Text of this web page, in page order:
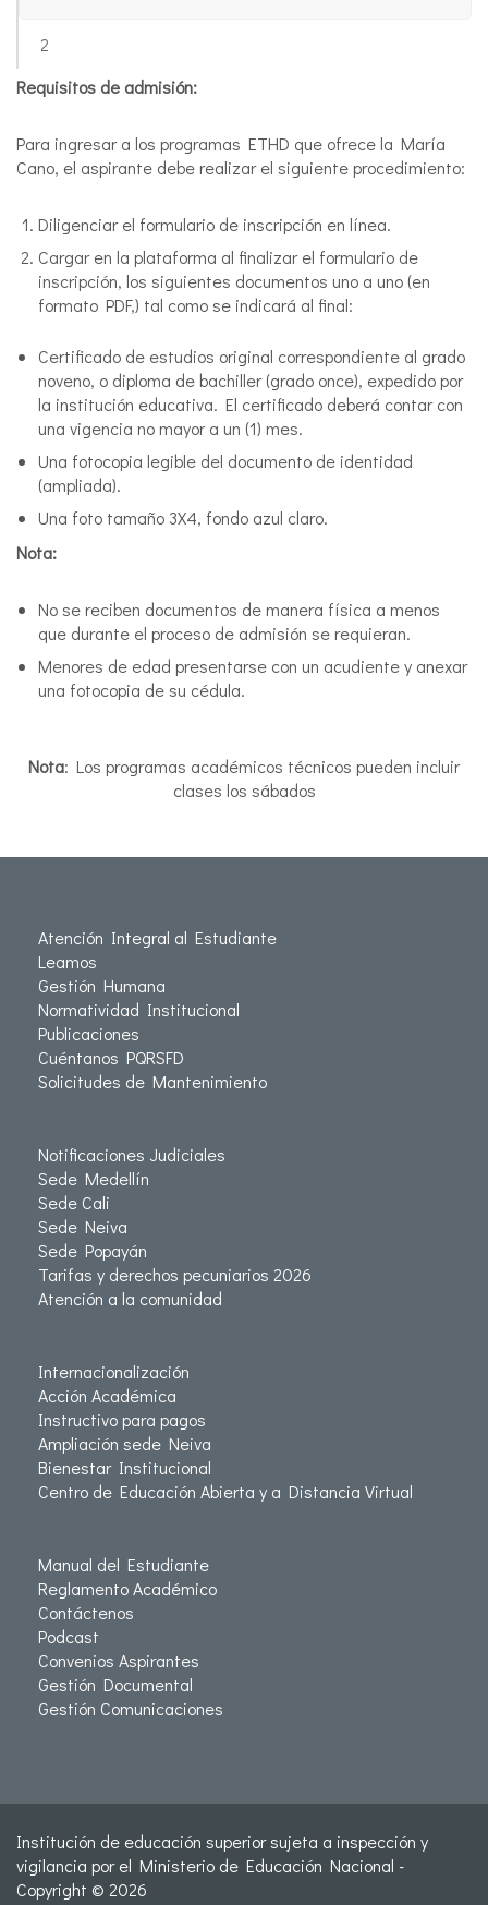
2
Requisitos de admisión:
Para ingresar a los programas ETHD que ofrece la María
Cano, el aspirante debe realizar el siguiente procedimiento:
Diligenciar el formulario de inscripción en línea.
Cargar en la plataforma al finalizar el formulario de
inscripción, los siguientes documentos uno a uno (en
formato PDF,) tal como se indicará al final:
Certificado de estudios original correspondiente al grado
noveno, o diploma de bachiller (grado once), expedido por
la institución educativa. El certificado deberá contar con
una vigencia no mayor a un (1) mes.
Una fotocopia legible del documento de identidad
(ampliada).
Una foto tamaño 3X4, fondo azul claro.
Nota:
No se reciben documentos de manera física a menos
que durante el proceso de admisión se requieran.
Menores de edad presentarse con un acudiente y anexar
una fotocopia de su cédula.
Nota: Los programas académicos técnicos pueden incluir
clases los sábados
Atención Integral al Estudiante
Leamos
Gestión Humana
Normatividad Institucional
Publicaciones
Cuéntanos PQRSFD
Solicitudes de Mantenimiento
Notificaciones Judiciales
Sede Medellín
Sede Cali
Sede Neiva
Sede Popayán
Tarifas y derechos pecuniarios 2026
Atención a la comunidad
Internacionalización
Acción Académica
Instructivo para pagos
Ampliación sede Neiva
Bienestar Institucional
Centro de Educación Abierta y a Distancia Virtual
Manual del Estudiante
Reglamento Académico
Contáctenos
Podcast
Convenios Aspirantes
Gestión Documental
Gestión Comunicaciones
Institución de educación superior sujeta a inspección y
vigilancia por el Ministerio de Educación Nacional -
Copyright © 2026